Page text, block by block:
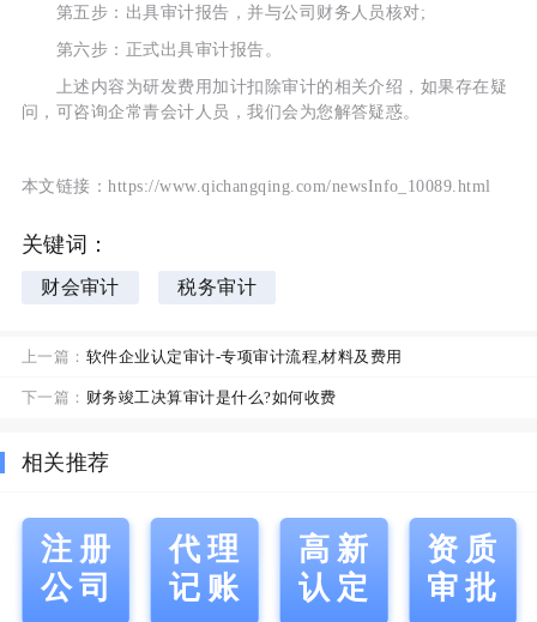
第五步：出具审计报告，并与公司财务人员核对;
第六步：正式出具审计报告。
上述内容为研发费用加计扣除审计的相关介绍，如果存在疑
问，可咨询企常青会计人员，我们会为您解答疑惑。
本文链接：https://www.qichangqing.com/newsInfo_10089.html
关键词：
财会审计 税务审计
上一篇： 软件企业认定审计-专项审计流程,材料及费用
下一篇： 财务竣工决算审计是什么?如何收费
相关推荐
注册
公司
代理
记账
高新
认定
资质
审批